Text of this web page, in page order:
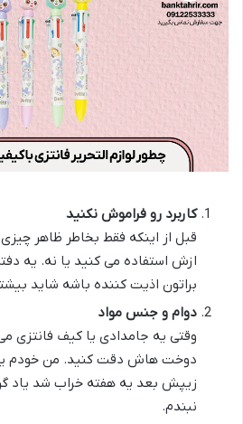
کاربرد رو فراموش نکنید
قبل از اینکه فقط بخاطر ظاهر چیزی
ازش استفاده می کنید یا نه. یه
براتون اذیت کننده باشه شاید
دوام و جنس مواد
وقتی یه جامدادی یا کیف فانتزی
دوخت هاش دقت کنید. من خودم یه
زیپش بعد یه هفته خراب شد یاد
نبندم.